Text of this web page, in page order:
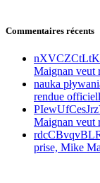
Commentaires récents
Maignan veut
nauka
rendue
Maignan veut
prise, Mike